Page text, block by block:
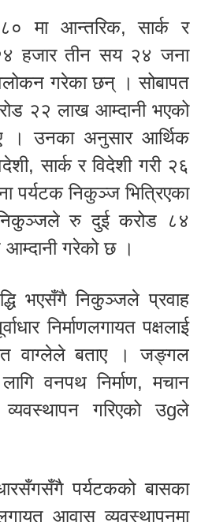
मा आन्तरिक, सार्क र
हजार तीन सय २४ जना
गरेका छन् । सोबापत
२२ लाख आम्दानी भएको
। उनका अनुसार आर्थिक
सार्क र विदेशी गरी २६
पर्यटक निकुञ्ज भित्रिएका
रु दुई करोड ८४
आम्दानी गरेको छ ।
भएसँगै निकुञ्जले प्रवाह
निर्माणलगायत पक्षलाई
वाग्लेले बताए । जङ्गल
लागि वनपथ निर्माण, मचान
व्यवस्थापन गरिएको उgले
पर्यटकको बासका
आवास व्यवस्थापनमा